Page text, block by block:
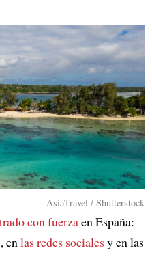
AsiaTravel / Shutterstock
con fuerzaen España:
enlas redes socialesy en las